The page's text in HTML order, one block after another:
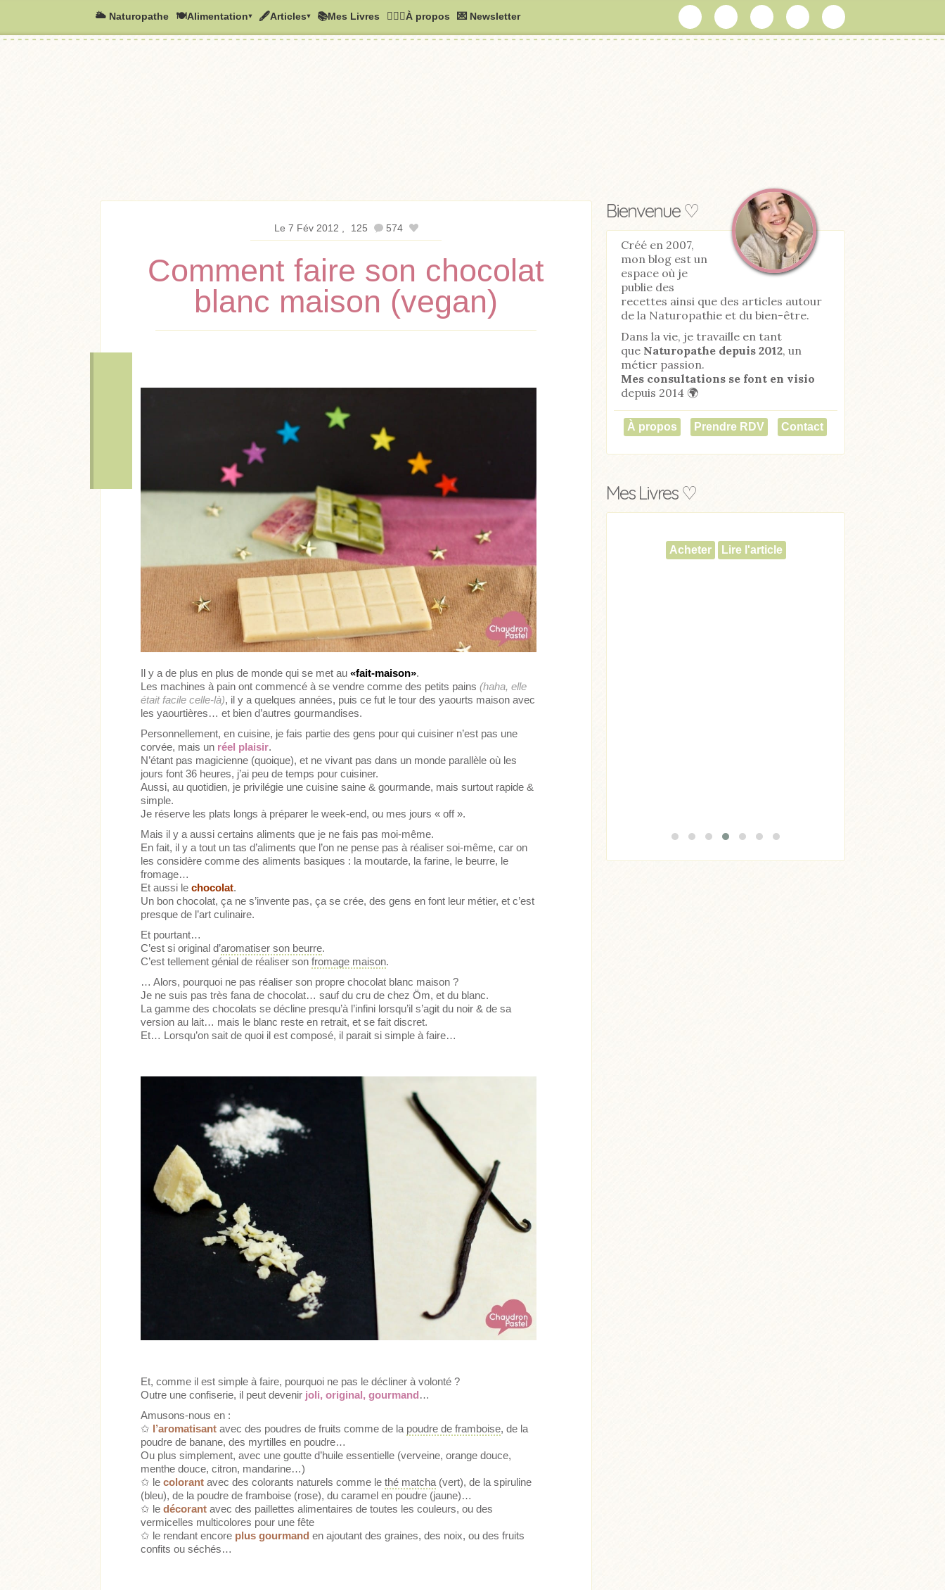
🌥️ Naturopathe 🍽Alimentation▾ 🖋Articles▾ 📚Mes Livres 🧚🏻‍♂️À propos 💌 Newsletter
Le 7 Fév 2012 125 574
Comment faire son chocolat
blanc maison (vegan)
Il y a de plus en plus de monde qui se met au«fait-maison».
Les machines à pain ont commencé à se vendre comme des petits pains(haha, elle
était facile celle-là), il y a quelques années, puis ce fut le tour des yaourts maison avec
les yaourtières… et bien d’autres gourmandises.
Personnellement, en cuisine, je fais partie des gens pour qui cuisiner n’est pas une
corvée, mais un réel plaisir.
N’étant pas magicienne (quoique), et ne vivant pas dans un monde parallèle où les
jours font 36 heures, j’ai peu de temps pour cuisiner.
Aussi, au quotidien, je privilégie une cuisine saine & gourmande, mais surtout rapide &
simple.
Je réserve les plats longs à préparer le week-end, ou mes jours « off ».
Mais il y a aussi certains aliments que je ne fais pas moi-même.
En fait, il y a tout un tas d’aliments que l’on ne pense pas à réaliser soi-même, car on
les considère comme des aliments basiques : la moutarde, la farine, le beurre, le
fromage…
Et aussi lechocolat.
Un bon chocolat, ça ne s’invente pas, ça se crée, des gens en font leur métier, et c’est
presque de l’art culinaire.
Et pourtant…
C’est si original d’aromatiser son beurre.
C’est tellement génial de réaliser sonfromage maison.
… Alors, pourquoi ne pas réaliser son propre chocolat blanc maison ?
Je ne suis pas très fana de chocolat… sauf du cru de chez Öm, et du blanc.
La gamme des chocolats se décline presqu’à l’infini lorsqu’il s’agit du noir & de sa
version au lait… mais le blanc reste en retrait, et se fait discret.
Et… Lorsqu’on sait de quoi il est composé, il parait si simple à faire…
Et, comme il est simple à faire, pourquoi ne pas le décliner à volonté ?
Outre une confiserie, il peut devenir joli, original, gourmand…
Amusons-nous en :
✩ l’aromatisant avec des poudres de fruits comme de la poudre de framboise, de la
poudre de banane, des myrtilles en poudre…
Ou plus simplement, avec une goutte d’huile essentielle (verveine, orange douce,
menthe douce, citron, mandarine…)
✩ lecolorant avec des colorants naturels comme lethé matcha (vert), de la spiruline
(bleu), de la poudre de framboise (rose), du caramel en poudre (jaune)…
✩ ledécorant avec des paillettes alimentaires de toutes les couleurs, ou des
vermicelles multicolores pour une fête
✩ le rendant encore plus gourmand en ajoutant des graines, des noix, ou des fruits
confits ou séchés…
Bienvenue ♡
Créé en 2007,
mon blog est un
espace où je
publie des
recettes ainsi que des articles autour
de la Naturopathie et du bien-être.
Dans la vie, je travaille en tant
que Naturopathe depuis 2012, un
métier passion.
Mes consultations se font en visio
depuis 2014 🌍
À propos Prendre RDV Contact
Mes Livres ♡
Acheter Lire l'article Acheter